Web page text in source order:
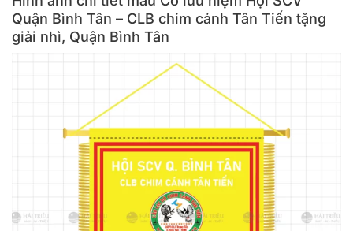
Quận Bình Tân – CLB chim cảnh Tân Tiến tặng
giải nhì, Quận Bình Tân